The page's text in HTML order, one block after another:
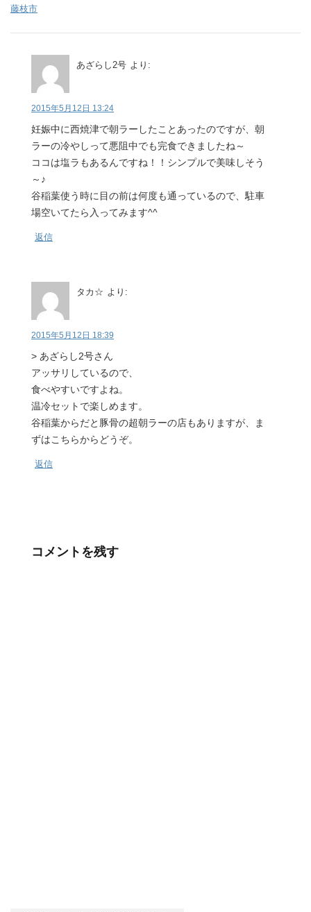
藤枝市
あざらし2号 より:
2015年5月12日 13:24
妊娠中に西焼津で朝ラーしたことあったのですが、朝
ラーの冷やしって悪阻中でも完食できましたね～
ココは塩ラもあるんですね！！シンプルで美味しそう
～♪
谷稲葉使う時に目の前は何度も通っているので、駐車
場空いてたら入ってみます^^
返信
タカ☆ より:
2015年5月12日 18:39
> あざらし2号さん
アッサリしているので、
食べやすいですよね。
温冷セットで楽しめます。
谷稲葉からだと豚骨の超朝ラーの店もありますが、ま
ずはこちらからどうぞ。
返信
コメントを残す